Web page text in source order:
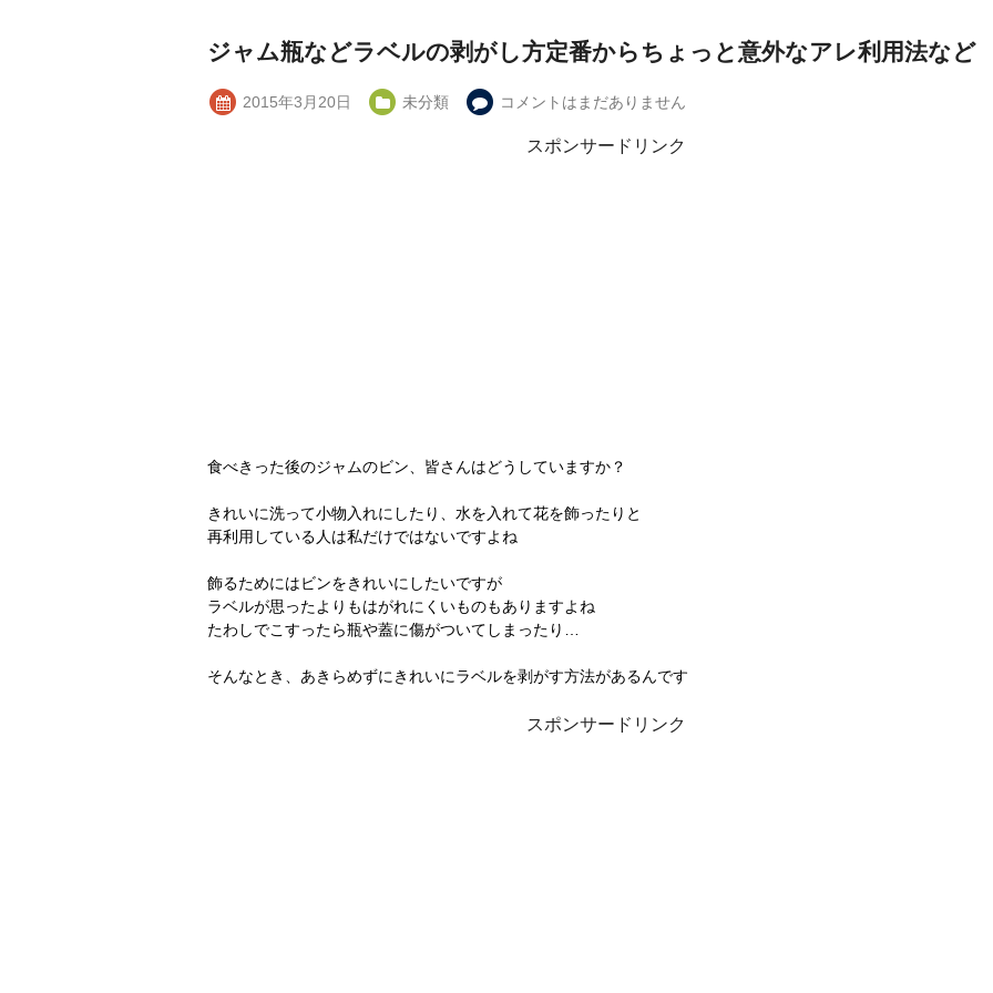
ジャム瓶などラベルの剥がし方定番からちょっと意外なアレ利用法など
2015年3月20日 未分類 コメントはまだありません
スポンサードリンク
食べきった後のジャムのビン、皆さんはどうしていますか？
きれいに洗って小物入れにしたり、水を入れて花を飾ったりと
再利用している人は私だけではないですよね
飾るためにはビンをきれいにしたいですが
ラベルが思ったよりもはがれにくいものもありますよね
たわしでこすったら瓶や蓋に傷がついてしまったり…
そんなとき、あきらめずにきれいにラベルを剥がす方法があるんです
スポンサードリンク